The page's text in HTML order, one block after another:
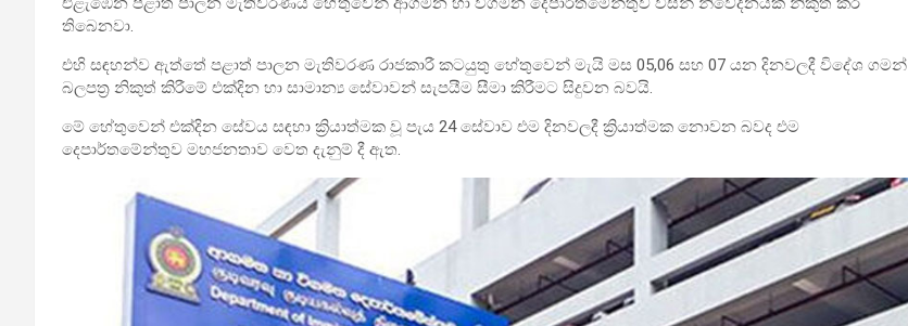
තිබෙනවා.
එහි සඳහන්ව ඇත්තේ පළාත් පාලන මැතිවරණ රාජකාරී කටයුතු හේතුවෙන් මැයි මස 05,06 සහ 07 යන දිනවලදී විදේශ ගමන්
බලපත්‍ර නිකුත් කිරීමේ එක්දින හා සාමාන්‍ය සේවාවන් සැපයීම සීමා කිරීමට සිදුවන බවයි.
මේ හේතුවෙන් එක්දින සේවය සඳහා ක්‍රියාත්මක වූ පැය 24 සේවාව එම දිනවලදී ක්‍රියාත්මක නොවන බවද එම
දෙපාර්තමේන්තුව මහජනතාව වෙත දැනුම් දී ඇත.